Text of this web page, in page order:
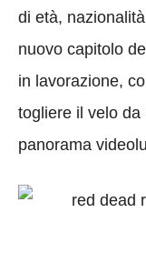
di età,
nuovo capitolo
in lavorazione,
togliere il velo da
panorama